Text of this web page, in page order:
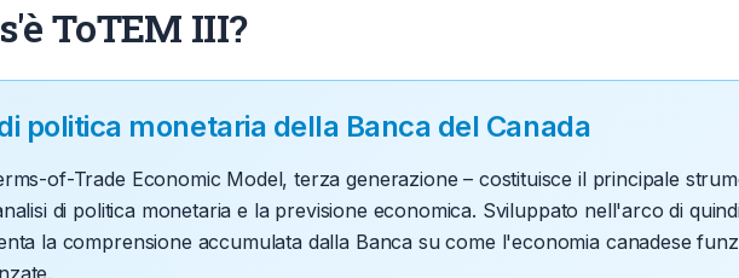
ToTEM III?
politica monetaria della Banca del Canada
of-Trade Economic Model, terza generazione – costituisce il principale
di politica monetaria e la previsione economica. Sviluppato nell'arco di
la comprensione accumulata dalla Banca su come l'economia canadese